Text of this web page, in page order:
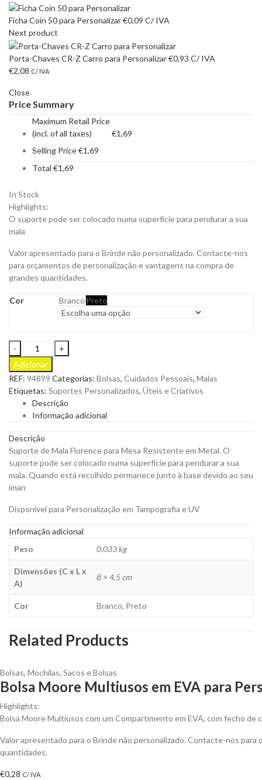
Ficha Coin 50 para Personalizar€0,09 C/ IVA
Next product
Porta-Chaves CR-Z Carro para Personalizar€0,93 C/ IVA
€2,08 C/ IVA
Close
Price Summary
Maximum Retail Price
(incl. of all taxes)
€1,69
Selling Price€1,69
Total €1,69
In Stock
Highlights:
O suporte pode ser colocado numa superfície para pendurar a sua
mala
Valor apresentado para o Brinde não personalizado. Contacte-nos
para orçamentos de personalização e vantagens na compra de
grandes quantidades.
Cor Branco Preto
Suporte
de
Mala
Florence
para
Mesa
Resistente
Metal
para
Personalizar
quantity
Adicionar
REF: 94899 Categorias: Bolsas, Cuidados Pessoais, Malas
Etiquetas: Suportes Personalizados, Úteis e Criativos
Descrição
Informação adicional
Descrição
Suporte de Mala Florence para Mesa Resistente em Metal. O
suporte pode ser colocado numa superfície para pendurar a sua
mala. Quando está recolhido permanece junto à base devido ao seu
íman
Disponível para Personalização em Tampografia e UV
Informação adicional
Peso
0,033 kg
Dimensões (C x L x
A)
8 × 4,5 cm
Cor Branco, Preto
Related Products
Bolsas, Mochilas, Sacos e Bolsas
Bolsa Moore Multiusos em EVA para
Highlights:
Bolsa Moore Multiusos com um Compartimento em EVA, com fecho de
Valor apresentado para o Brinde não personalizado. Contacte-nos
quantidades.
€0,28 C/ IVA